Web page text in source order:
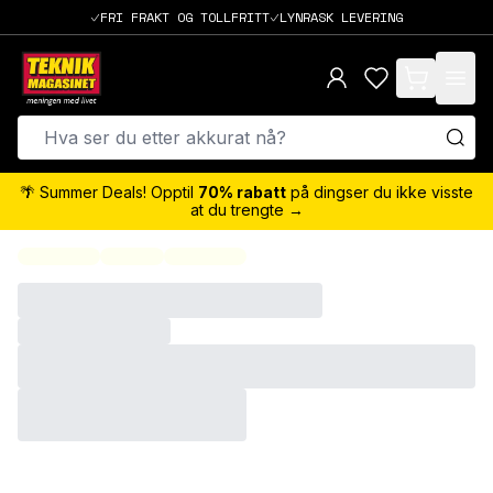
FRI FRAKT OG TOLLFRITT LYNRASK LEVERING
items in cart,
🌴 Summer Deals! Opptil 70% rabatt på dingser du ikke visste
at du trengte →